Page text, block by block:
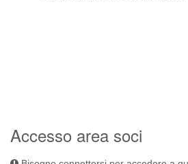
Accesso area soci